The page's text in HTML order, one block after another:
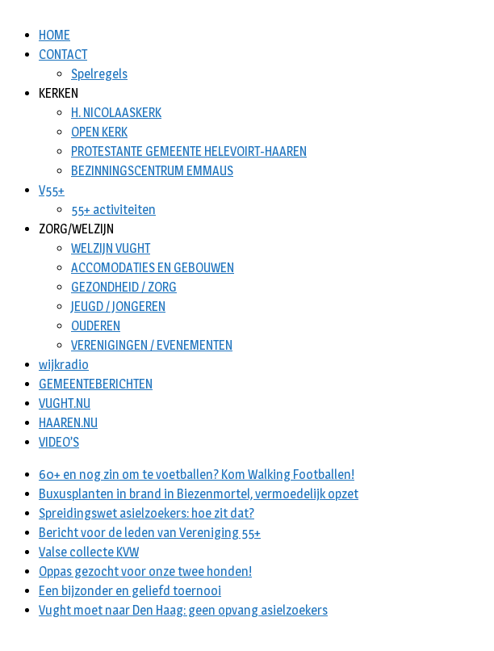
HOME
CONTACT
Spelregels
KERKEN
H. NICOLAASKERK
OPEN KERK
PROTESTANTE GEMEENTE HELEVOIRT-HAAREN
BEZINNINGSCENTRUM EMMAUS
V55+
55+ activiteiten
ZORG/WELZIJN
WELZIJN VUGHT
ACCOMODATIES EN GEBOUWEN
GEZONDHEID / ZORG
JEUGD / JONGEREN
OUDEREN
VERENIGINGEN / EVENEMENTEN
wijkradio
GEMEENTEBERICHTEN
VUGHT.NU
HAAREN.NU
VIDEO’S
60+ en nog zin om te voetballen? Kom Walking Footballen!
Buxusplanten in brand in Biezenmortel, vermoedelijk opzet
Spreidingswet asielzoekers: hoe zit dat?
Bericht voor de leden van Vereniging 55+
Valse collecte KVW
Oppas gezocht voor onze twee honden!
Een bijzonder en geliefd toernooi
Vught moet naar Den Haag: geen opvang asielzoekers